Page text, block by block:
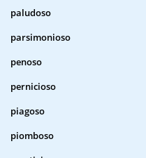
paludoso
parsimonioso
penoso
pernicioso
piagoso
piomboso